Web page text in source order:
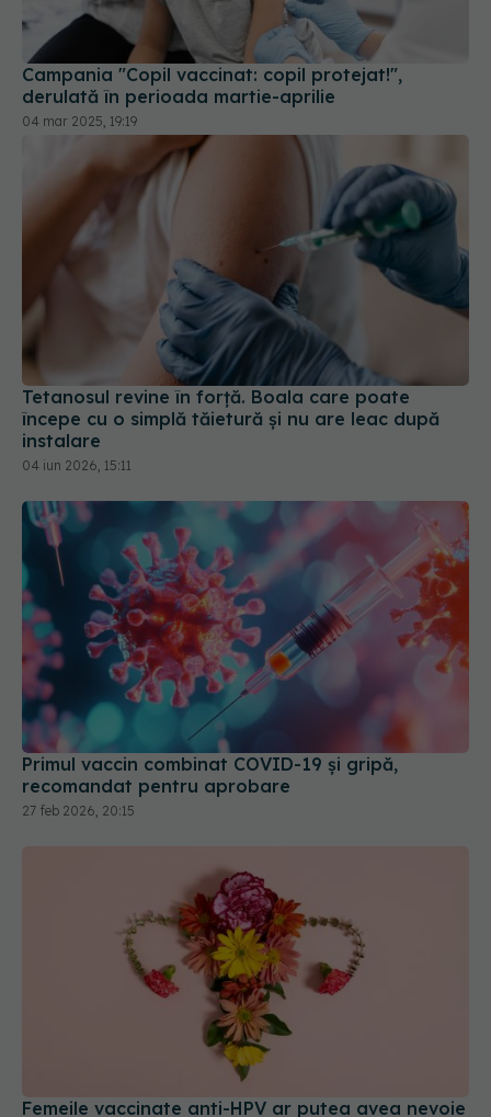
Campania "Copil vaccinat: copil protejat!",
derulată în perioada martie-aprilie
04 mar 2025, 19:19
Tetanosul revine în forță. Boala care poate
începe cu o simplă tăietură și nu are leac după
instalare
04 iun 2026, 15:11
Primul vaccin combinat COVID-19 și gripă,
recomandat pentru aprobare
27 feb 2026, 20:15
Femeile vaccinate anti-HPV ar putea avea nevoie